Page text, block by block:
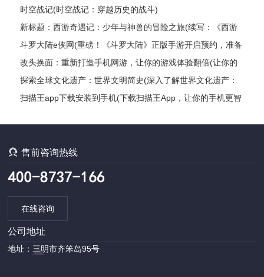
时空战记(时空战记：穿越历史的战斗)
新标题：西游奇遇记：少年与神兽的冒险之旅(续写：《西游
奇遇记：少年与神兽的冒险之旅》的继续探险)
斗罗大陆e侠网(重磅！《斗罗大陆》正版手游开启预约，准备
好了吗？)
改头换面：重新打造手机网游，让你的游戏体验翻倍(让你的
游戏体验翻倍：打造全新手机网游)
探索全球文化遗产：世界文明简史(深入了解世界文化遗产：
探索各国文明发展编年史)
扫描王app下载安装到手机(下载扫描王App，让你的手机更智
售前咨询热线
在线咨询
公司地址
地址：三明市齐笨岛95号